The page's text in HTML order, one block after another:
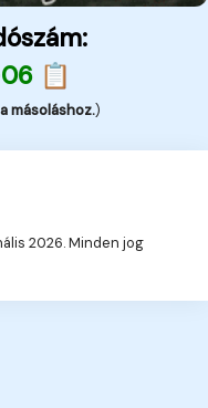
📋
másoláshoz.)
2026. Minden jog